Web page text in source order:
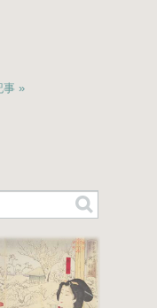
事